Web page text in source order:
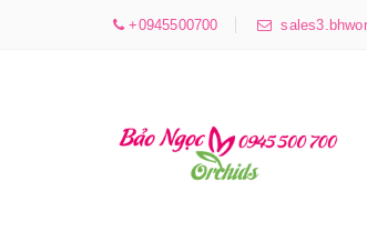
+0945500700